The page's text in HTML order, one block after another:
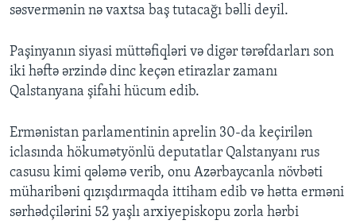
səsvermənin nə vaxtsa baş tutacağı bəlli deyil.
Paşinyanın siyasi müttəfiqləri və digər tərəfdarları son
iki həftə ərzində dinc keçən etirazlar zamanı
Qalstanyana şifahi hücum edib.
Ermənistan parlamentinin aprelin 30-da keçirilən
iclasında hökumətyönlü deputatlar Qalstanyanı rus
casusu kimi qələmə verib, onu Azərbaycanla növbəti
müharibəni qızışdırmaqda ittiham edib və hətta erməni
sərhədçilərini 52 yaşlı arxiyepiskopu zorla hərbi